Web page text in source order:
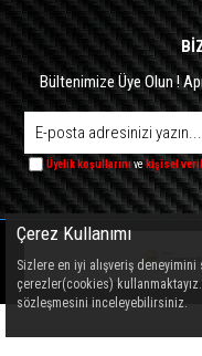
Bültenimize Üye Olun !
Üyelik koşullarınıvekişisel
Çerez Kullanımı
Sizlere en iyi alışveriş
çerezler(cookies)
sözleşmesini inceleyebilirsiniz.